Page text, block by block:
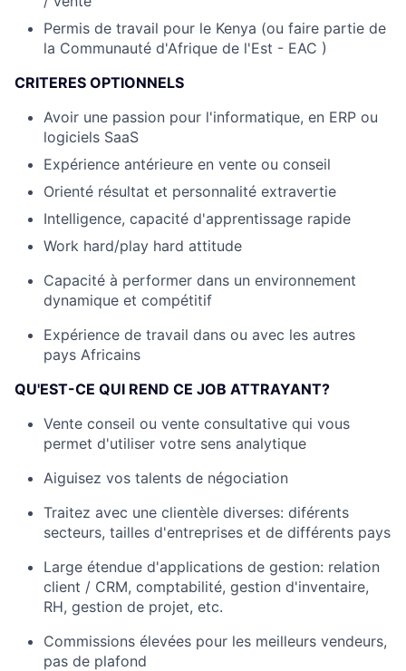
Fund investing
Submit your summary
Contact Us
Permis de travail pour le Kenya (ou faire partie de
la Communauté d'Afrique de l'Est - EAC )
CRITERES OPTIONNELS
Avoir une passion pour l'informatique, en ERP ou
logiciels SaaS
Expérience antérieure en vente ou conseil
Orienté résultat et personnalité extravertie
Intelligence, capacité d'apprentissage rapide
Work hard/play hard attitude
Capacité à performer dans un environnement
dynamique et compétitif
Expérience de travail dans ou avec les autres
pays Africains
QU'EST-CE QUI REND CE JOB ATTRAYANT?
Vente conseil ou vente consultative qui vous
permet d'utiliser votre sens analytique
Aiguisez vos talents de négociation
Traitez avec une clientèle diverses: diférents
secteurs, tailles d'entreprises et de différents pays
Large étendue d'applications de gestion: relation
client / CRM, comptabilité, gestion d'inventaire,
RH, gestion de projet, etc.
Commissions élevées pour les meilleurs vendeurs,
pas de plafond